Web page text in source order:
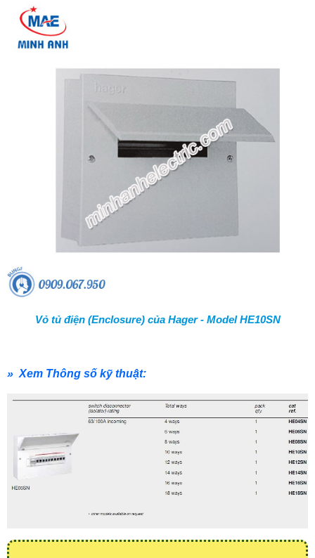
Vỏ tủ điện (Enclosure) của Hager - Model HE10SN
» Xem Thông số kỹ thuật: